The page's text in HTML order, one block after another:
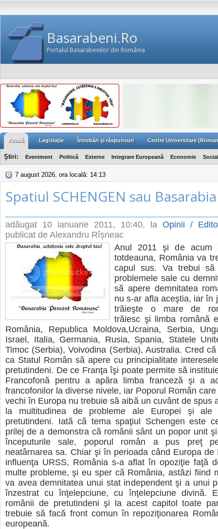
Basarabeni.Ro
Portalul Basarabenilor din România
Acasă Legislaţie Întrebări şi răspunsuri Centre Universitare
Ştiri: Eveniment Politică Externe Integrare Europeană Economie Social
7 august 2026, ora locală: 14:13
Spatiul SCHENGEN sau Basarabia
adăugat 10 ianuarie 2011, 10:40, la Opinii /
publicat de Alexandru Rîșneac
Anul 2011 şi de acum
totdeauna, România va
capul sus. Va trebui să
problemele sale cu
să apere demnitatea
nu s-ar afla aceştia, iar în
trăieşte o mare de
trăiesc şi limba română
România, Republica Moldova,Ucraina, Serbia,
Israel, Italia, Germania, Rusia, Spania, Statele
Timoc (Serbia), Voivodina (Serbia), Australia. Cred
ca Statul Român să apere cu principialitate
pretutindeni. De ce Franţa îşi poate permite să
Francofonă pentru a apăra limba franceză şi a
francofonilor la diverse nivele, iar Poporul Român
vechi în Europa nu trebuie să aibă un cuvânt de spus
la multitudinea de probleme ale Europei şi ale
pretutindeni. Iată că tema spaţiul Schengen este
prilej de a demonstra că românii sânt un popor unit
începuturile sale, poporul român a pus preţ
neatârnarea sa. Chiar şi în perioada când Europa de
influenţa URSS, România s-a aflat în opoziţie faţă
multe probleme, şi eu sper că România, astăzi fiind
va avea demnitatea unui stat independent şi a unui
înzestrat cu înţelepciune, cu înţelepciune divină.
românii de pretutindeni şi la acest capitol toate
trebuie să facă front comun în repoziţionarea
europeană.